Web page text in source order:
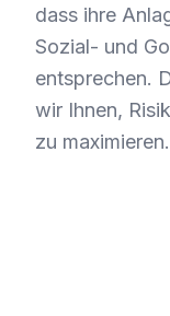
dass ihre
Sozial- und
entsprechen.
wir Ihnen,
zu maximieren.